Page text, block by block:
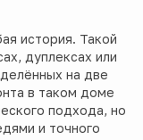
история. Такой
дуплексах или
на две
в таком доме
подхода, но
и точного